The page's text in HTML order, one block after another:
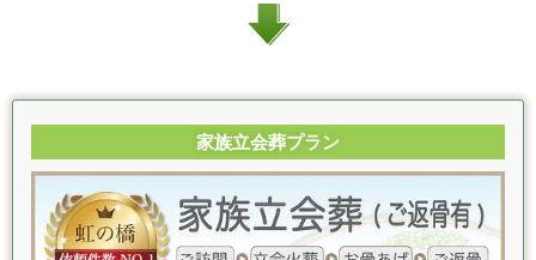
家族立会葬プラン